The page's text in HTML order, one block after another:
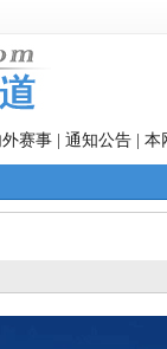
外赛事 通知公告 本